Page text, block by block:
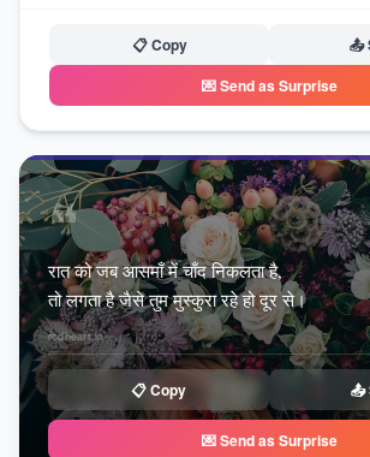
📋 Copy
📤
💌 Send as Surprise
❝
रात को जब आसमाँ में चाँद निकलता है,
तो लगता है जैसे तुम मुस्कुरा रहे हो दूर से।
redheart.in
📋 Copy 📤
💌 Send as Surprise